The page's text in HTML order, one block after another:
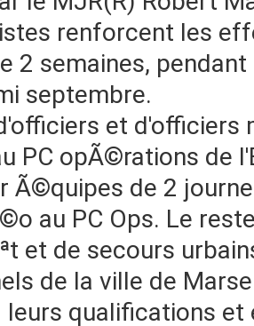
renforcent les
2 semaines,
septembre.
et
PC opÃ©rations de
Ã©quipes de 2
au PC Ops. Le
et de secours
de la ville de
qualifications